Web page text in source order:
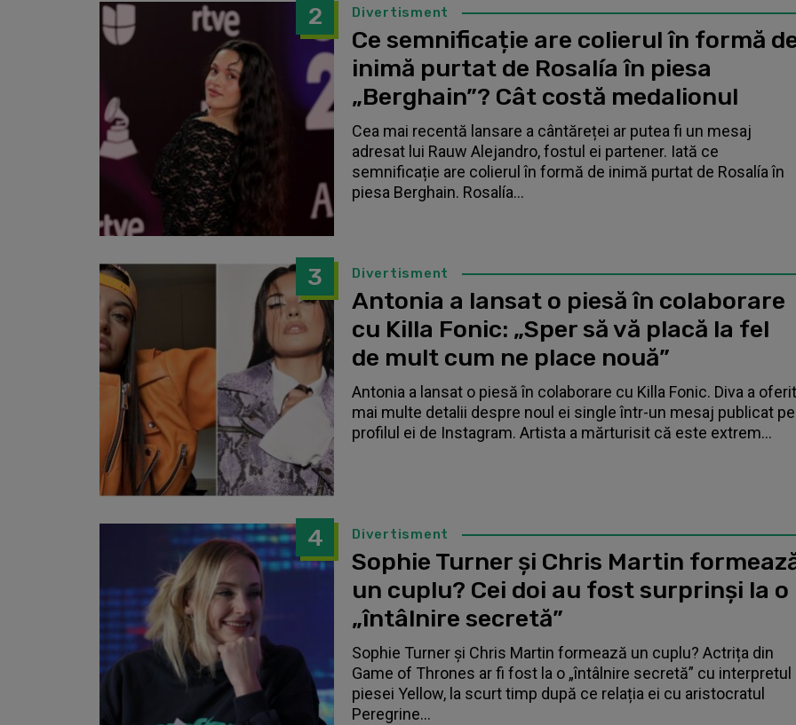
2 Divertisment
Ce semnificație are colierul în formă
inimă purtat de Rosalía în piesa
„Berghain”? Cât costă medalionul
Cea mai recentă lansare a cântăreței ar putea fi un mesaj
adresat lui Rauw Alejandro, fostul ei partener. Iată ce
semnificație are colierul în formă de inimă purtat de Rosalía în
piesa Berghain. Rosalía...
3 Divertisment
Antonia a lansat o piesă în colaborare
cu Killa Fonic: „Sper să vă placă la fel
de mult cum ne place nouă”
Antonia a lansat o piesă în colaborare cu Killa Fonic. Diva a oferit
mai multe detalii despre noul ei single într-un mesaj publicat pe
profilul ei de Instagram. Artista a mărturisit că este extrem...
4 Divertisment
Sophie Turner și Chris Martin
un cuplu? Cei doi au fost surprinși la o
„întâlnire secretă”
Sophie Turner și Chris Martin formează un cuplu? Actrița din
Game of Thrones ar fi fost la o „întâlnire secretă” cu interpretul
piesei Yellow, la scurt timp după ce relația ei cu aristocratul
Peregrine...